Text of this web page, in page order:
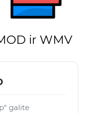
ir WMV
galite